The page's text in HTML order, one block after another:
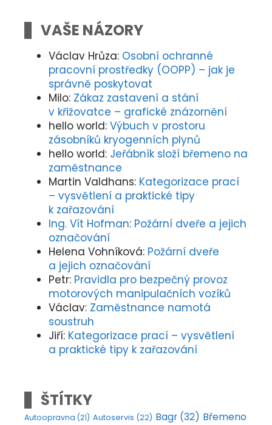
VAŠE NÁZORY
Václav Hrůza: Osobní ochranné
pracovní prostředky (OOPP) – jak je
správně poskytovat
Milo: Zákaz zastavení a stání
v křižovatce – grafické znázornění
hello world: Výbuch v prostoru
zásobníků kryogenních plynů
hello world: Jeřábník složí břemeno na
zaměstnance
Martin Valdhans: Kategorizace prací
– vysvětlení a praktické tipy
k zařazování
Ing. Vít Hofman: Požární dveře a jejich
označování
Helena Vohníková: Požární dveře
a jejich označování
Petr: Pravidla pro bezpečný provoz
motorových manipulačních vozíků
Václav: Zaměstnance namotá
soustruh
Jiří: Kategorizace prací – vysvětlení
a praktické tipy k zařazování
ŠTÍTKY
Autoopravna (21) Autoservis (22) Bagr (32) Břemeno